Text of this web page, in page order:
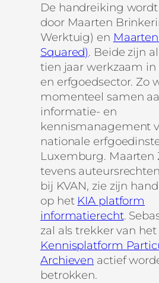
De handreiking
door Maarten
Werktuig) en
Squared). Beide zijn
tien jaar werkzaam in
en erfgoedsector. Zo
momenteel samen
informatie- en
kennismanagement
nationale
Luxemburg. Maarten
tevens
bij KVAN, zie zijn
op het KIA platform
informatierecht.
zal als trekker van het
Kennisplatform
Archieven actief
betrokken.